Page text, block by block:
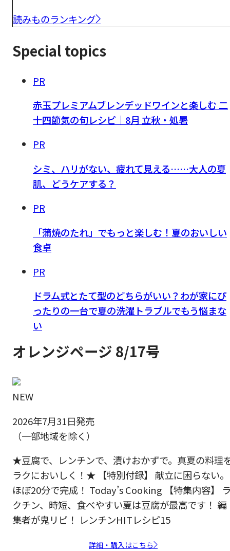
読みものランキング
Special topics
PR
赤玉プレミアムブレンデッドワインと楽しむ 二
十四節気の旬レシピ｜8月 立秋・処暑
PR
シミ、ハリがない、疲れて見える……大人の夏
肌、どうケアする？
PR
「蒲焼のたれ」でもっと楽しむ！夏のおいしい
食卓
PR
ドラム式とたて型のどちらがいい？わが家にぴ
ったりの一台で夏の洗濯トラブルでもう悩まな
い
オレンジページ 8/17号
NEW
2026年7月31日発売
（一部地域を除く）
★豆腐で、レンチンで、漬けおかずで。真夏の料理
ラクにおいしく！★ 【特別付録】 献立に困らない。
ほぼ20分で完成！ Today’s Cooking 【特集内容】
クチン、時短、食べやすい夏は豆腐が最高です！ 編
集者が鬼リピ！ レンチンHITレシピ15
詳細・購入はこちら